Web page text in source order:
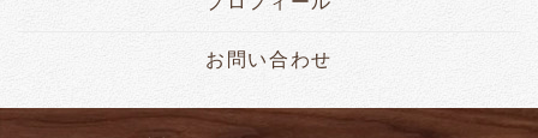
お問い合わせ